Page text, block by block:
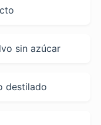
sin azúcar
destilado